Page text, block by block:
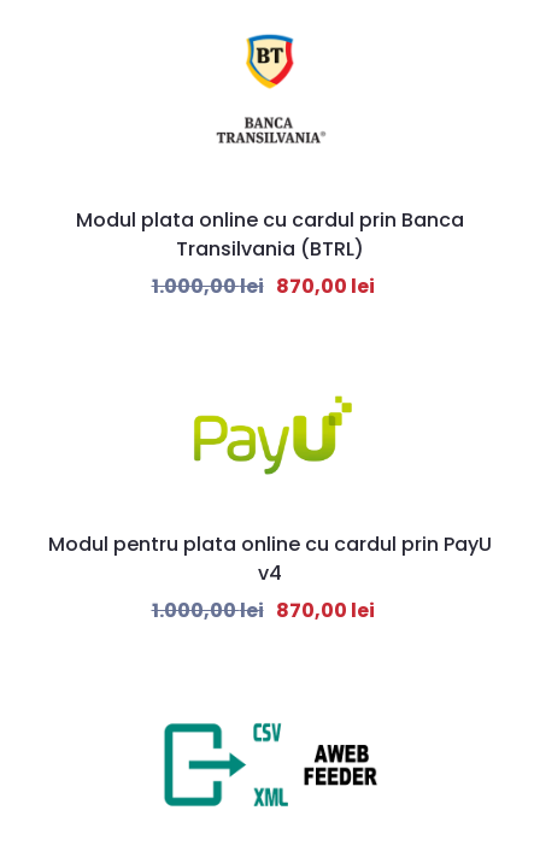
Modul plata online cu cardul prin Banca
Transilvania (BTRL)
1.000,00lei 870,00 lei
Modul pentru plata online cu cardul prin PayU
v4
1.000,00lei 870,00 lei